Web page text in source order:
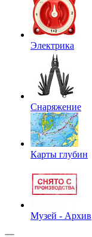
Электрика
Снаряжение
Карты глубин
Музей - Архив